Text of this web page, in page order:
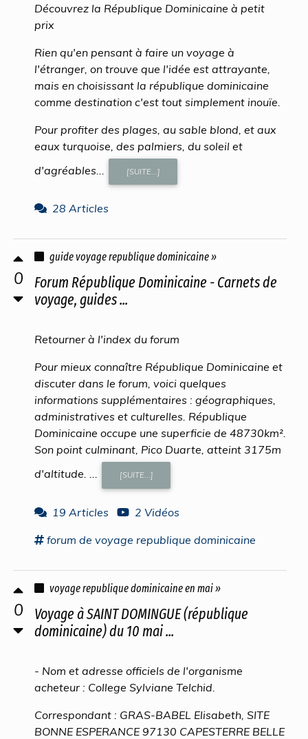
Découvrez la République Dominicaine à petit
prix
Rien qu'en pensant à faire un voyage à
l'étranger, on trouve que l'idée est attrayante,
mais en choisissant la république dominicaine
comme destination c'est tout simplement inouïe.
Pour profiter des plages, au sable blond, et aux
eaux turquoise, des palmiers, du soleil et
d'agréables...
[SUITE...]
28 Articles
0
guide voyage republique dominicaine »
Forum République Dominicaine - Carnets de
voyage, guides ...
Retourner à l'index du forum
Pour mieux connaître République Dominicaine et
discuter dans le forum, voici quelques
informations supplémentaires : géographiques,
administratives et culturelles. République
Dominicaine occupe une superficie de 48730km².
Son point culminant, Pico Duarte, atteint 3175m
d'altitude. ...
[SUITE...]
19 Articles
2 Vidéos
forum de voyage republique dominicaine
0
voyage republique dominicaine en mai »
Voyage à SAINT DOMINGUE (république
dominicaine) du 10 mai ...
- Nom et adresse officiels de l'organisme
acheteur : College Sylviane Telchid.
Correspondant : GRAS-BABEL Elisabeth, SITE
BONNE ESPERANCE 97130 CAPESTERRE BELLE